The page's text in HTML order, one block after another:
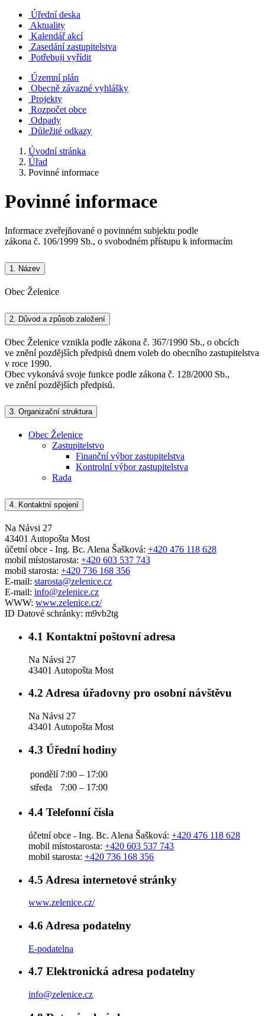
Úřední deska
Aktuality
Kalendář akcí
Zasedání zastupitelstva
Potřebuji vyřídit
Územní plán
Obecně závazné vyhlášky
Projekty
Rozpočet obce
Odpady
Důležité odkazy
Úvodní stránka
Úřad
Povinné informace
Povinné informace
Informace zveřejňované o povinném subjektu podle
zákona č. 106/1999 Sb., o svobodném přístupu k informacím
1. Název
Obec Želenice
2. Důvod a způsob založení
Obec Želenice vznikla podle zákona č. 367/1990 Sb., o obcích
ve znění pozdějších předpisů dnem voleb do obecního zastupitelstva
v roce 1990.
Obec vykonává svoje funkce podle zákona č. 128/2000 Sb.,
ve znění pozdějších předpisů.
3. Organizační struktura
Obec Želenice
Zastupitelstvo
Finanční výbor zastupitelstva
Kontrolní výbor zastupitelstva
Rada
4. Kontaktní spojení
Na Návsi 27
43401 Autopošta Most
účetní obce - Ing. Bc. Alena Šašková: +420 476 118 628
mobil místostarosta: +420 603 537 743
mobil starosta: +420 736 168 356
E-mail: starosta@zelenice.cz
E-mail: info@zelenice.cz
WWW: www.zelenice.cz/
ID Datové schránky: m9vb2tg
4.1 Kontaktní poštovní adresa
Na Návsi 27
43401 Autopošta Most
4.2 Adresa úřadovny pro osobní návštěvu
Na Návsi 27
43401 Autopošta Most
4.3 Úřední hodiny
pondělí 7:00 – 17:00
středa
7:00 – 17:00
4.4 Telefonní čísla
účetní obce - Ing. Bc. Alena Šašková: +420 476 118 628
mobil místostarosta: +420 603 537 743
mobil starosta: +420 736 168 356
4.5 Adresa internetové stránky
www.zelenice.cz/
4.6 Adresa podatelny
E-podatelna
4.7 Elektronická adresa podatelny
info@zelenice.cz